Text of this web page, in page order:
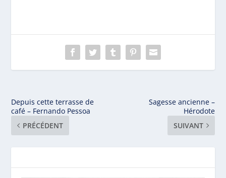
Depuis cette terrasse de
café – Fernando Pessoa
PRÉCÉDENT
Sagesse ancienne –
Hérodote
SUIVANT